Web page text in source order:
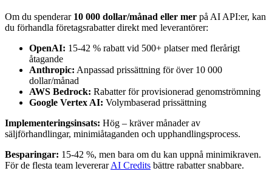
Om du spenderar 10 000 dollar/månad eller mer på AI API:er, kan
du förhandla företagsrabatter direkt med leverantörer:
OpenAI: 15-42 % rabatt vid 500+ platser med flerårigt
åtagande
Anthropic: Anpassad prissättning för över 10 000
dollar/månad
AWS Bedrock: Rabatter för provisionerad genomströmning
Google Vertex AI: Volymbaserad prissättning
Implementeringsinsats: Hög – kräver månader av
säljförhandlingar, minimiåtaganden och upphandlingsprocess.
Besparingar: 15-42 %, men bara om du kan uppnå minimikraven.
För de flesta team levererarAI Credits bättre rabatter snabbare.